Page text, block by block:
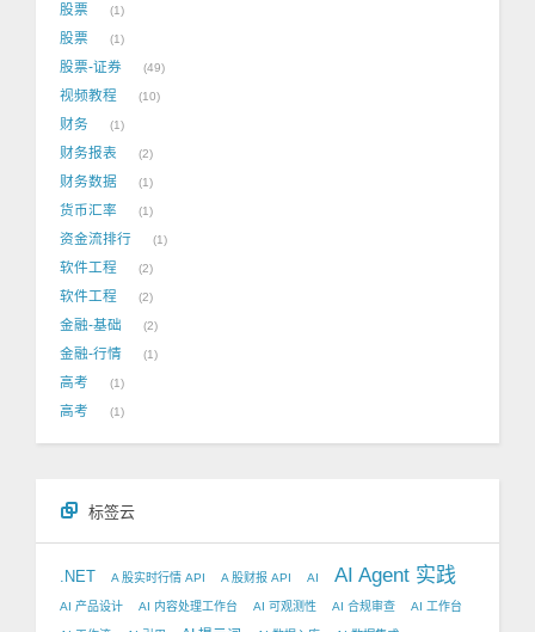
股票 1
股票 1
股票-证券 49
视频教程 10
财务 1
财务报表 2
财务数据 1
货币汇率 1
资金流排行 1
软件工程 2
软件工程 2
金融-基础 2
金融-行情 1
高考 1
高考 1
标签云
.NET A 股实时行情 API A 股财报 API AI AI Agent 实践
AI 产品设计 AI 内容处理工作台 AI 可观测性 AI 合规审查 AI 工作台